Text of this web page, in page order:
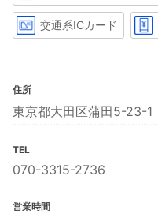
交通系ICカード
住所
東京都大田区蒲田5-23-1
TEL
070-3315-2736
営業時間